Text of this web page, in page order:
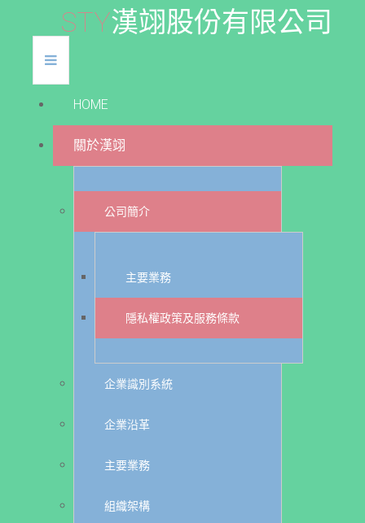
STY漢翊股份有限公司
HOME
關於漢翊
公司簡介
主要業務
隱私權政策及服務條款
企業識別系統
企業沿革
主要業務
組織架構